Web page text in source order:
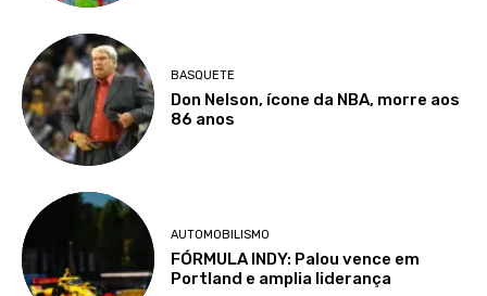
BASQUETE
Don Nelson, ícone da NBA, morre aos
86 anos
AUTOMOBILISMO
FÓRMULA INDY: Palou vence em
Portland e amplia liderança